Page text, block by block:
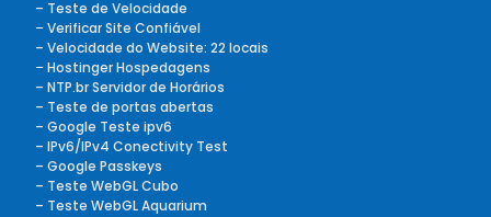
– Teste de Velocidade
–Verificar Site Confiável
– Velocidade do Website: 22 locais
–Hostinger Hospedagens
– NTP.br Servidor de Horários
– Teste de portas abertas
– Google Teste ipv6
– IPv6/IPv4 Conectivity Test
– Google Passkeys
– Teste WebGL Cubo
– Teste WebGL Aquarium